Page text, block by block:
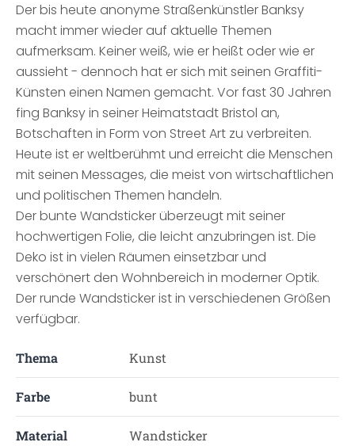
Der bis heute anonyme Straßenkünstler Banksy
macht immer wieder auf aktuelle Themen
aufmerksam. Keiner weiß, wie er heißt oder wie er
aussieht - dennoch hat er sich mit seinen Graffiti-
Künsten einen Namen gemacht. Vor fast 30 Jahren
fing Banksy in seiner Heimatstadt Bristol an,
Botschaften in Form von Street Art zu verbreiten.
Heute ist er weltberühmt und erreicht die Menschen
mit seinen Messages, die meist von wirtschaftlichen
und politischen Themen handeln.
Der bunte Wandsticker überzeugt mit seiner
hochwertigen Folie, die leicht anzubringen ist. Die
Deko ist in vielen Räumen einsetzbar und
verschönert den Wohnbereich in moderner Optik.
Der runde Wandsticker ist in verschiedenen Größen
verfügbar.
Thema Kunst
Farbe bunt
Material Wandsticker